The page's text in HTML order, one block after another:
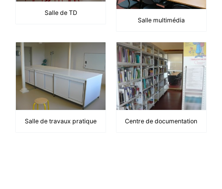
Salle de TD
Salle multimédia
Salle de travaux pratique Centre de documentation